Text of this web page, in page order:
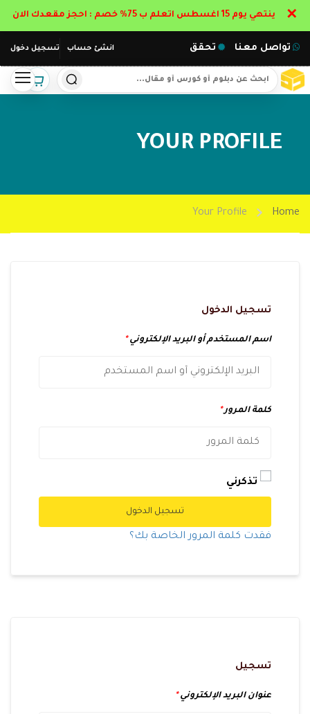
انشئ حساب تسجيل دخول تواصل معنا تحقق
YOUR PROFILE
Home
Your Profile
تسجيل الدخول
اسم المستخدم أو البريد الإلكتروني*
كلمة المرور*
تذكرني
تسجيل الدخول
فقدت كلمة المرور الخاصة بك؟
تسجيل
عنوان البريد الإلكتروني*
ينتهي يوم 15 اغسطس اتعلم ب 75% خصم : احجز مقعدك الان ✕